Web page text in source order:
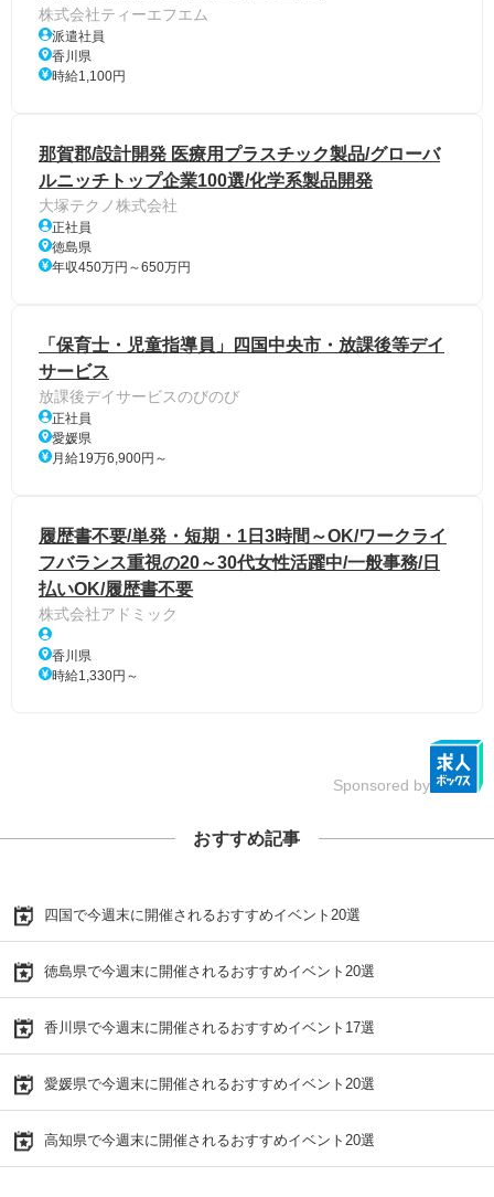
株式会社ティーエフエム
派遣社員
香川県
時給1,100円
那賀郡/設計開発 医療用プラスチック製品/グローバ
ルニッチトップ企業100選/化学系製品開発
大塚テクノ株式会社
正社員
徳島県
年収450万円～650万円
「保育士・児童指導員」四国中央市・放課後等デイ
サービス
放課後デイサービスのびのび
正社員
愛媛県
月給19万6,900円～
履歴書不要/単発・短期・1日3時間～OK/ワークライ
フバランス重視の20～30代女性活躍中/一般事務/日
払いOK/履歴書不要
株式会社アドミック
香川県
時給1,330円～
Sponsored by
おすすめ記事
四国で今週末に開催されるおすすめイベント20選
徳島県で今週末に開催されるおすすめイベント20選
香川県で今週末に開催されるおすすめイベント17選
愛媛県で今週末に開催されるおすすめイベント20選
高知県で今週末に開催されるおすすめイベント20選